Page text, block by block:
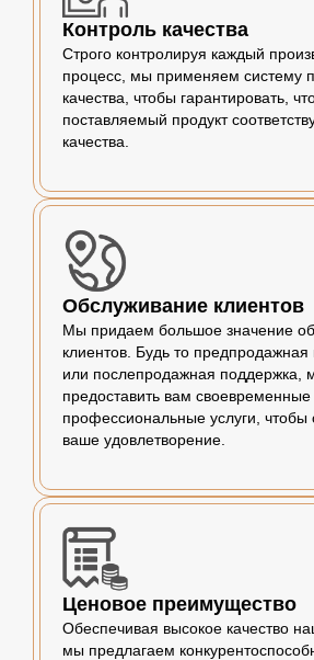
Контроль качества
Строго контролируя каждый
процесс, мы применяем систему
качества, чтобы гарантировать,
поставляемый продукт
качества.
Обслуживание клиентов
Мы придаем большое значение
клиентов. Будь то предпродажная
или послепродажная поддержка,
предоставить вам своевременные
профессиональные услуги, чтобы
ваше удовлетворение.
Ценовое преимущество
Обеспечивая высокое качество
мы предлагаем